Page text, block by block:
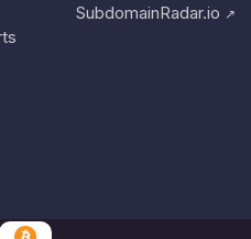
SubdomainRadar.io ↗